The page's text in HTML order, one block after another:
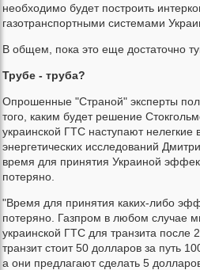
необходимо будет построить
газотранспортными системами
В общем, пока это еще достаточно
Трубе - труба?
Опрошенные "Страной" эксперты
того, каким будет решение
украинской ГТС наступают нелегкие
энергетических исследований
время для принятия Украиной
потеряно.
"Время для принятия каких-либо
потеряно. Газпром в любом случае
украинской ГТС для транзита после
транзит стоит 50 долларов за путь
а они предлагают сделать 5